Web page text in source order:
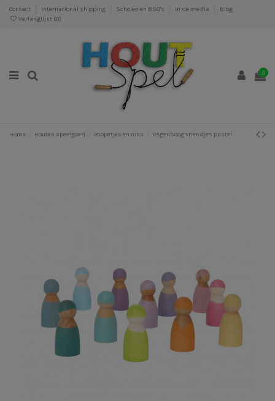
Contact International shipping Scholen en BSO's In de media
Blog
Verlanglijst (0)
0
Home Houten speelgoed Poppetjes en nins Regenboog vriendjes pastel